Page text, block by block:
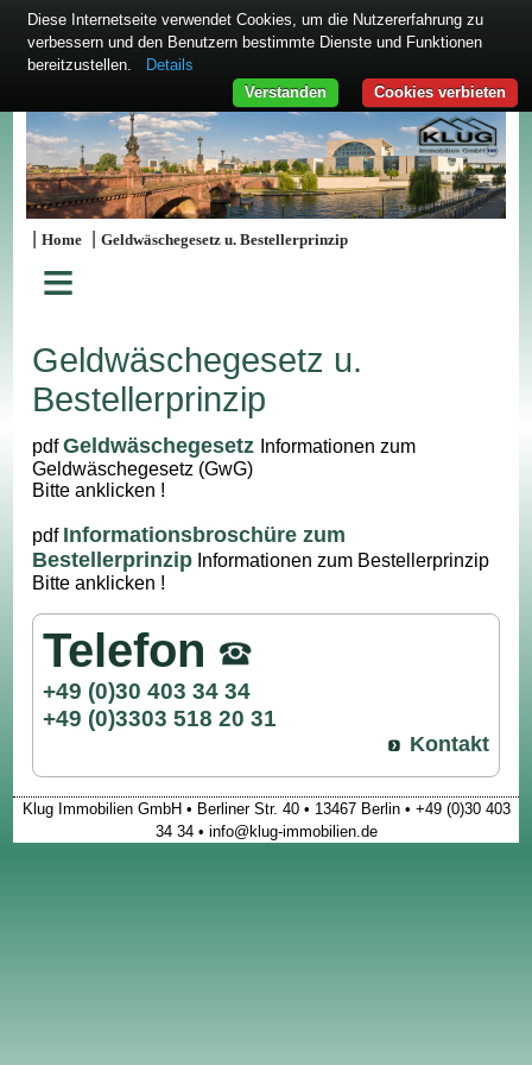
|Home |Geldwäschegesetz u. Bestellerprinzip
≡
Geldwäschegesetz u.
Bestellerprinzip
pdfGeldwäschegesetz Informationen zum
Geldwäschegesetz (GwG)
Bitte anklicken !
pdf Informationsbroschüre zum
Bestellerprinzip Informationen zum Bestellerprinzip
Bitte anklicken !
Telefon
+49 (0)30 403 34 34
+49 (0)3303 518 20 31
Kontakt
Klug Immobilien GmbH • Berliner Str. 40 • 13467 Berlin • +49 (0)30 403
34 34 • info@klug-immobilien.de
Diese Internetseite verwendet Cookies, um die Nutzererfahrung zu
verbessern und den Benutzern bestimmte Dienste und Funktionen
bereitzustellen.
Details
Cookies verbieten
Verstanden